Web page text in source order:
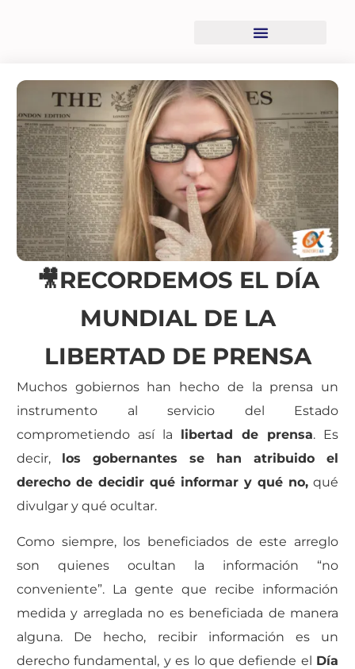
🎥RECORDEMOS EL DÍA
MUNDIAL DE LA
LIBERTAD DE PRENSA
Muchos gobiernos han hecho de la prensa un
instrumento al servicio del Estado
comprometiendo así la
libertad de prensa. Es
decir,
los gobernantes se han atribuido el
derecho de decidir qué informar y qué no, qué
divulgar y qué ocultar.
Como siempre, los beneficiados de este arreglo
son quienes ocultan la información “no
conveniente”. La gente que recibe información
medida y arreglada no es beneficiada de manera
alguna. De hecho, recibir información es un
derecho fundamental, y es lo que defiende el Día